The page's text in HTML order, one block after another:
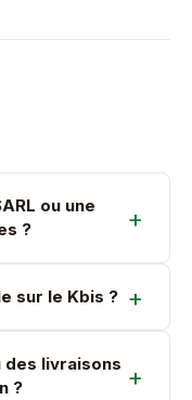
ou une
?
sur le Kbis ?
livraisons
?